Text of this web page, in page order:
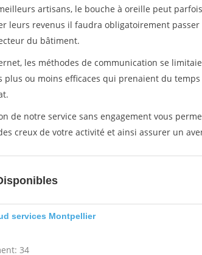
artisans, le bouche à oreille peut
leurs revenus il faudra obligatoirement
du bâtiment.
les méthodes de communication se
plus ou moins efficaces qui prenaient du
de notre service sans engagement vous
creux de votre activité et ainsi assurer un
services Montpellier
34